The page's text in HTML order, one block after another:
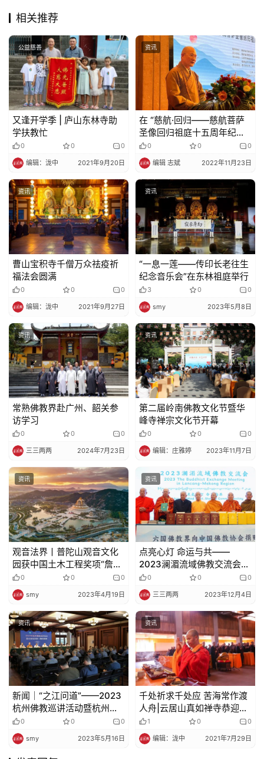
相关推荐
公益慈善
又逢开学季 | 庐山东林寺助
学扶教忙
0 0 0
编辑：泷中 2021年9月20日
资讯
在 “慈航·回归——慈航菩萨
圣像回归祖庭十五周年纪念
活动”开幕式上的致辞
0 0 0
编辑 志斌 2022年11月23日
资讯
曹山宝积寺千僧万众祛疫祈
福法会圆满
0 0 0
编辑：泷中 2021年9月27日
资讯
“一息一莲——传印长老往生
纪念音乐会”在东林祖庭举行
3 0 0
smy 2023年5月8日
资讯
常熟佛教界赴广州、韶关参
访学习
0 0 0
三三两两 2024年7月23日
资讯
第二届岭南佛教文化节暨华
峰寺禅宗文化节开幕
0 0 0
编辑：庄雅婷 2023年11月7日
资讯
观音法界丨普陀山观音文化
园获中国土木工程奖项“詹天
佑奖”
0 0 0
smy 2023年4月19日
资讯
点亮心灯 命运与共——
2023澜湄流域佛教交流会在
云南西双版纳举行
0 0 0
三三两两 2023年12月4日
资讯
新闻｜“之江问道”——2023
杭州佛教巡讲活动暨杭州佛
教教职人员市级轮训第三期
培训班在灵隐寺举行
0 0 0
smy 2023年5月16日
资讯
千处祈求千处应 苦海常作渡
人舟|云居山真如禅寺恭迎观
音菩萨成道吉日
1 0 0
编辑：泷中 2021年7月29日